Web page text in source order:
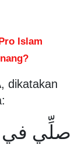
Islam
dikatakan
صلِّي في